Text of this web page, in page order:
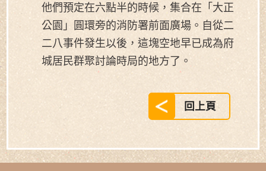
他們預定在六點半的時候，集合在「大正
公園」圓環旁的消防署前面廣場。自從二
二八事件發生以後，這塊空地早已成為府
城居民群聚討論時局的地方了。
回上頁